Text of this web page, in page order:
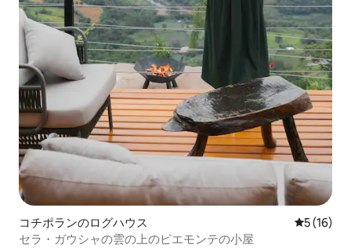
コチポランのログハウス レビュー
5 (16)
セラ・ガウシャの雲の上のピエモンテの小屋